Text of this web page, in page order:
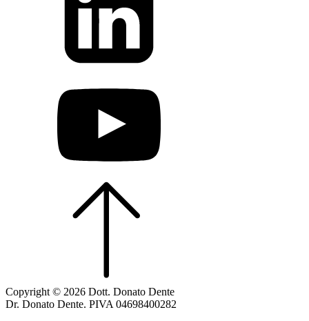
Copyright © 2026 Dott. Donato Dente
Dr. Donato Dente. PIVA 04698400282